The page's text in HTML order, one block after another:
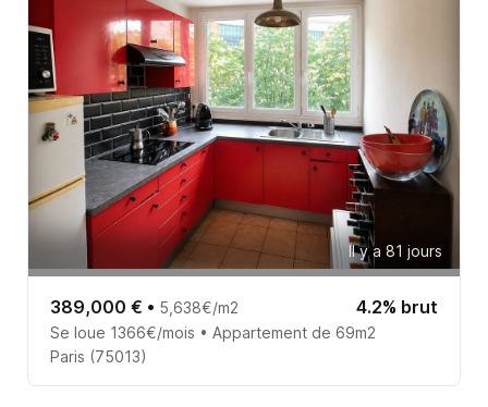
Il y a 81 jours
389,000 € • 5,638€/m2 4.2% brut
Se loue 1366€/mois • Appartement de 69m2
Paris (75013)